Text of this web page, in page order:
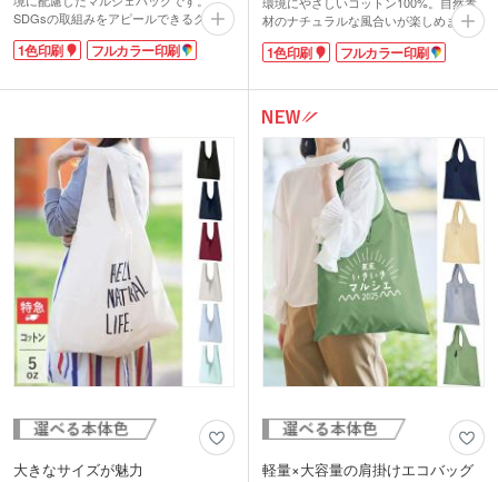
SDGsの取組みをアピールできるグッズ
に最適です。リサイクルコットン特有の
生地で優しい風合い。肩掛けできる長い
ます。印刷面が大きいのでロゴ印刷が目
ばコンパクトに携帯も可能です。
グレー・ダークグレー・ブルーの3色か
ら選べ、幅広い層の方に使っていただけ
ます。
印刷は1色・フルカラー印刷に対応。
ecoを意識したショップのエコバッグや
イベント記念のオリジナルマルシェバッ
グを製作できます。
動画提供 : favorist_廣川株式会社
1色印刷 フルカラー印刷
材のナチュラルな風合いが楽しめます。
お買い物にぴったりのレジ袋型タイプ。
小さくたたんで持ち運び、さっと広げれ
色は素材の色合いを生かしたナチュラル
です。
1色印刷 フルカラー印刷
大きなサイズが魅力 軽量×大容量の肩掛けエコバッグ